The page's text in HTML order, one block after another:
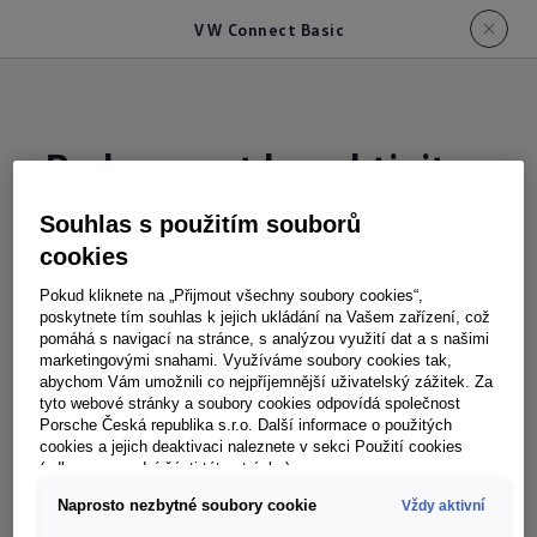
VW Connect Basic
Budoucnost konektivity
začíná zde
S balíčkem „VW Connect Basic“ vám
Volkswagen nabízí užitečné mobilní online
služby pro vaše vozidlo – aktuálně například
online hlasové ovládání. Volkswagen Užitkové
vozy bude nabídku postupně rozšiřovat o další
mobilní online služby a bude vás o tom včas
informovat.
Souhlas s použitím souborů
cookies
Pokud kliknete na „Přijmout všechny soubory cookies“,
poskytnete tím souhlas k jejich ukládání na Vašem zařízení, což
pomáhá s navigací na stránce, s analýzou využití dat a s našimi
marketingovými snahami. Využíváme soubory cookies tak,
abychom Vám umožnili co nejpříjemnější uživatelský zážitek. Za
tyto webové stránky a soubory cookies odpovídá společnost
Porsche Česká republika s.r.o. Další informace o použitých
cookies a jejich deaktivaci naleznete v sekci Použití cookies
(odkaz ve spodní části této stránky).
Naprosto nezbytné soubory cookie Vždy aktivní